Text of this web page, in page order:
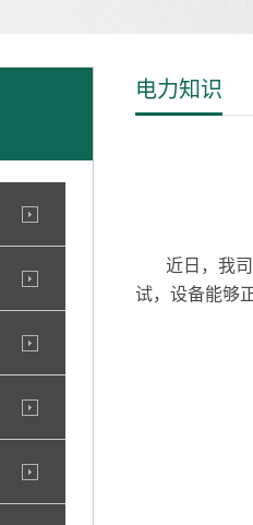
电力知识
近日，我司
试，设备能够